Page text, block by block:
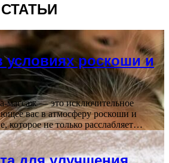
условиях роскоши и
массаж — это исключительное
вас в атмосферу роскоши и
которое не только расслабляет…